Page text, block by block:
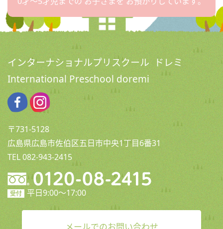
インターナショナルプリスクール ドレミ
International Preschool doremi
〒731-5128
広島県広島市佐伯区五日市中央1丁目6番31
TEL 082-943-2415
受付 平日9:00〜17:00